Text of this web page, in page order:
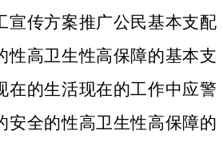
宣传方案推广公民基本支配
性高卫生性高保障的基本支
在的生活现在的工作中应警
安全的性高卫生性高保障的